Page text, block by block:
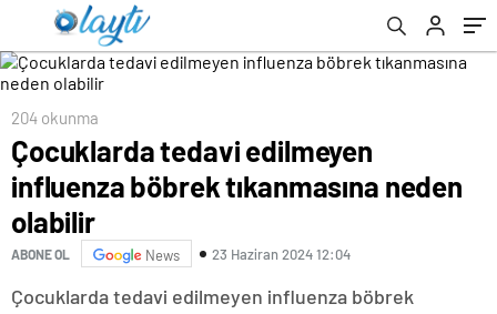
204 okunma
Çocuklarda tedavi edilmeyen
influenza böbrek tıkanmasına neden
olabilir
ABONE OL News 23 Haziran 2024 12:04
Çocuklarda tedavi edilmeyen influenza böbrek